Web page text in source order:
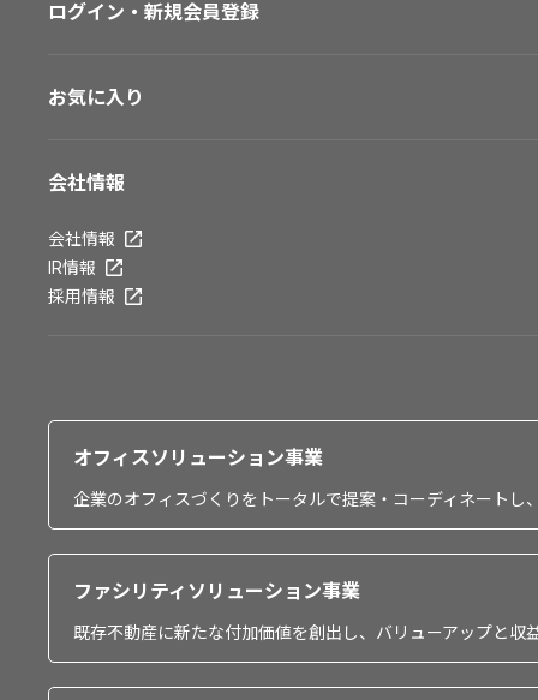
ログイン・新規会員登録
お気に入り
会社情報
会社情報
IR情報
採用情報
オフィスソリューション事業
企業のオフィスづくりをトータルで提案・コーディネート
ファシリティソリューション事業
既存不動産に新たな付加価値を創出し、バリューアップと収